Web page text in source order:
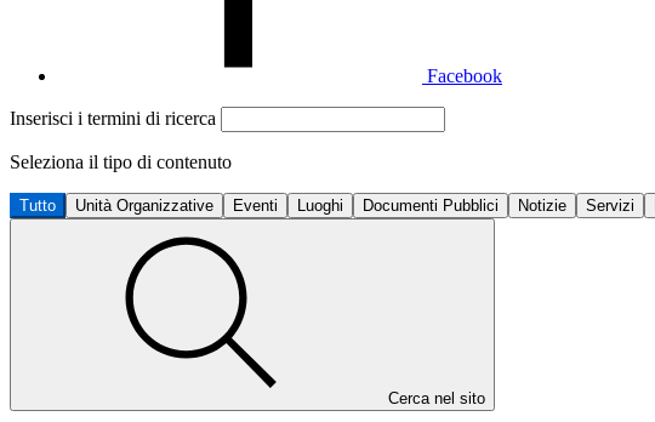
Facebook
Inserisci i termini di ricerca
Seleziona il tipo di contenuto
Tutto Unità Organizzative Eventi Luoghi Documenti Pubblici Notizie Servizi
Cerca nel sito